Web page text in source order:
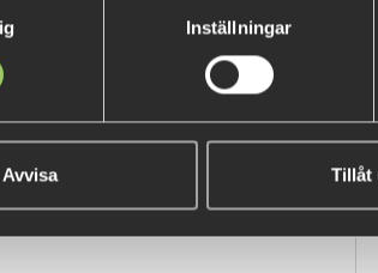
Inställningar
Avvisa Tillåt